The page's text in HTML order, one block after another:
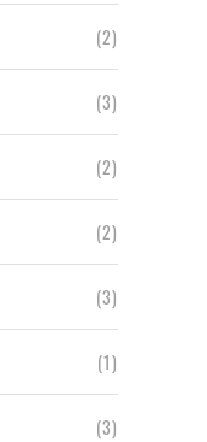
(2)
(3)
(2)
(2)
(3)
(1)
(3)